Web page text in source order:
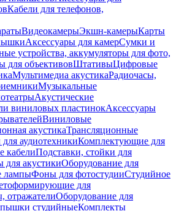
Кабели для телефонов,
ВидеокамерыЭкшн-камерыКарты
Аксессуары для камерСумки и
устройства, аккумуляторы для фото,
для объективовШтативыЦифровые
Мультимедиа акустикаРадиочасы,
Музыкальные
Акустические
виниловых пластинокАксессуары
Виниловые
акустикаТрансляционные
аудиотехникиКомплектующие для
кабелиПодставки, стойки для
акустикиОборудование для
лампыФоны для фотостудииСтудийное
для
отражателиОборудование для
студийныеКомплекты